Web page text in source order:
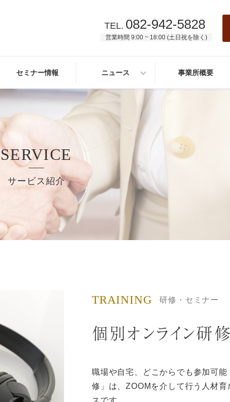
TEL. 082-942-5828
営業時間 9:00 ~ 18:00 (土日祝を除く)
セミナー情報 ニュース 事業所概要
SERVICE
サービス紹介
TRAINING 研修・セミナー
個別オンライン研修
職場や自宅、どこからでも参加可
修」は、ZOOMを介して行う人材